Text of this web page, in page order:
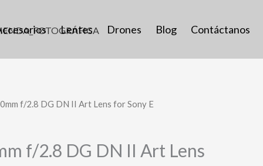
Lentes Drones Blog Contáctanos
f/2.8 DG DN II Art Lens for Sony E
f/2.8 DG DN II Art Lens